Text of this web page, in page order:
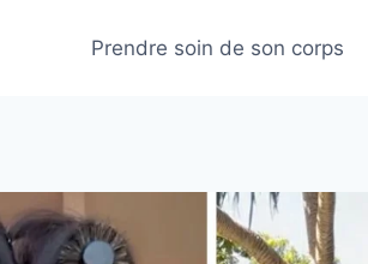
Prendre soin de son corps